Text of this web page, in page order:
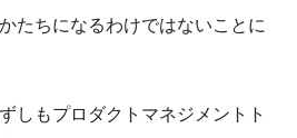
たちになるわけではないことに
しもプロダクトマネジメントト